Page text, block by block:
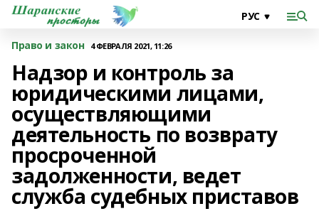
Право и закон 4 ФЕВРАЛЯ 2021, 11:26
Надзор и контроль за
юридическими лицами,
осуществляющими
деятельность по возврату
просроченной
задолженности, ведет
служба судебных приставов